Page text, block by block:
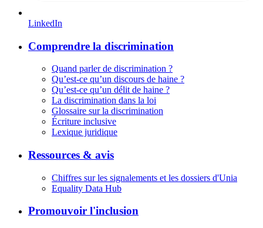
LinkedIn
Comprendre la discrimination
Quand parler de discrimination ?
Qu’est-ce qu’un discours de haine ?
Qu’est-ce qu’un délit de haine ?
La discrimination dans la loi
Glossaire sur la discrimination
Écriture inclusive
Lexique juridique
Ressources & avis
Chiffres sur les signalements et les dossiers d'Unia
Equality Data Hub
Promouvoir l'inclusion